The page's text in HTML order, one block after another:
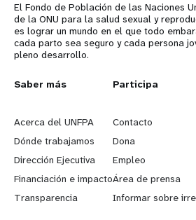
El Fondo de Población de las Naciones
de la ONU para la salud sexual y
es lograr un mundo en el que todo
cada parto sea seguro y cada persona
pleno desarrollo.
L
e
a
r
n
Saber más
Acerca del UNFPA
Dónde trabajamos
Dirección Ejecutiva
Financiación e impacto
Transparencia
G
o
b
e
y
Participa
Contacto
Dona
Empleo
Área de prensa
Informar sobre